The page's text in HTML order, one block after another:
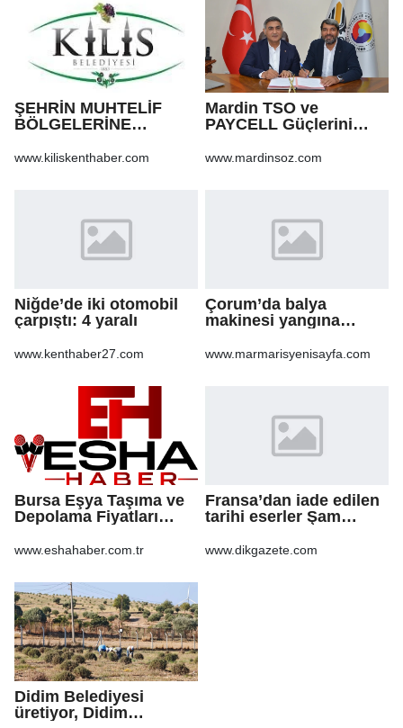
ŞEHRİN MUHTELİF
BÖLGELERİNE
VE BOZULAN
www.kiliskenthaber.com
Mardin TSO ve
PAYCELL Güçlerini
www.mardinsoz.com
Niğde’de iki otomobil
çarpıştı: 4 yaralı
www.kenthaber27.com
Çorum’da balya
makinesi yangına
anız küle döndü
www.marmarisyenisayfa.com
Bursa Eşya Taşıma ve
Depolama Fiyatları
İçin Bilinmesi
www.eshahaber.com.tr
Fransa’dan iade edilen
tarihi eserler Şam
www.dikgazete.com
Didim Belediyesi
üretiyor, Didim